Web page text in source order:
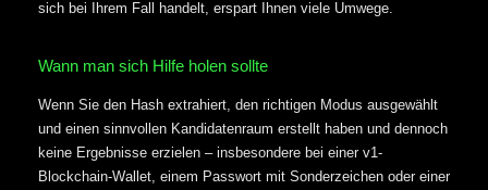
sich bei Ihrem Fall handelt, erspart Ihnen viele Umwege.
Wann man sich Hilfe holen sollte
Wenn Sie den Hash extrahiert, den richtigen Modus ausgewählt
und einen sinnvollen Kandidatenraum erstellt haben und dennoch
keine Ergebnisse erzielen – insbesondere bei einer v1-
Blockchain-Wallet, einem Passwort mit Sonderzeichen oder einer